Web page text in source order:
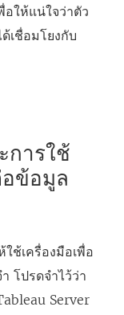
อให้แน่ใจว่าตัว
เชื่อมโยงกับ
การใช้
ข้อมูล
ช้เครื่องมือเพื่อ
โปรดจำไว้ว่า
Server